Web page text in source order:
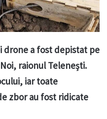
drone a fost depistat pe
raionul Telenești.
iar toate
zbor au fost ridicate